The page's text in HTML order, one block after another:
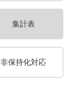
集計表
非保持化対応